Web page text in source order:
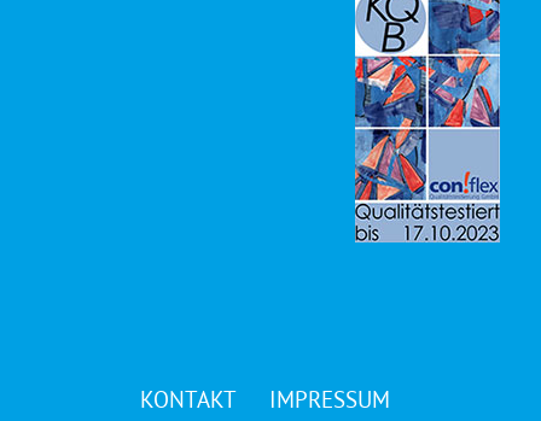
KONTAKT IMPRESSUM